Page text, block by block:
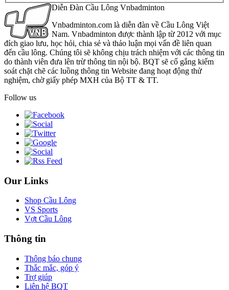
Diễn Đàn Cầu Lông Vnbadminton
Vnbadminton.com là diễn đàn về Cầu Lông Việt
Nam. Vnbadminton được thành lập từ 2012 với mục
đích giao lưu, học hỏi, chia sẻ và thảo luận mọi vấn đề liên quan
đến cầu lông. Chúng tôi sẽ không chịu trách nhiệm với các thông tin
do thành viên đưa lên trừ thông tin nội bộ. BQT sẽ cố gắng kiểm
soát chặt chẽ các luồng thông tin Website đang hoạt động thử
nghiệm, chờ giấy phép MXH của Bộ TT & TT.
Follow us
Our Links
Shop Cầu Lông
VS Sports
Vợt Cầu Lông
Thông tin
Thông báo chung
Thắc mắc, góp ý
Trợ giúp
Liên hệ BQT